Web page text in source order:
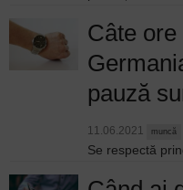
Câte
pauză
11.06.2021 muncă
Se respectă